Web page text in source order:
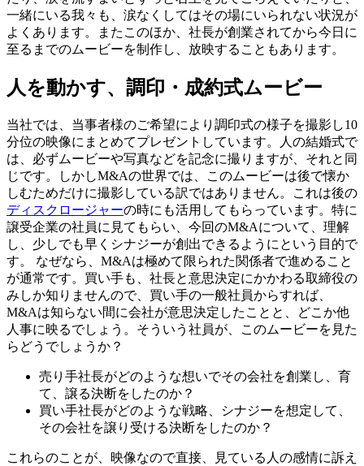
一緒にいる我々も、涙なくしてはその場にいられない状況が
よくあります。またこのほか、社長が創業されてから今日に
至るまでのムービーを制作し、放映することもあります。
人を動かす、調印・成約式ムービー
当社では、当事者様のご希望により調印式の様子を撮影し10
分位の映像にまとめてプレゼントしています。人の結婚式で
は、必ずムービーや写真などを記念に撮りますが、それと同
じです。しかしM&Aの世界では、このムービーは後で懐か
しむためだけに撮影している訳ではありません。これは後の
ディスクロージャーの時にも活用してもらっています。特に
譲受企業の社員に見てもらい、今回のM&Aについて、理解
し、少しでも早くシナジーが創出できるようにという目的で
す。 なぜなら、M&Aは極めて限られた関係者で進めること
が通常です。買い手も、社長と意思決定にかかわる取締役の
みしか知りませんので、買い手の一般社員からすれば、
M&Aは知らない間に会社が意思決定したことと、どこか他
人事に映るでしょう。そういう社員が、このムービーを見た
らどうでしょうか？
売り手社長がどのような想いでその会社を創業し、育
て、譲る決断をしたのか？
買い手社長がどのような戦略、シナジーを想定して、
その会社を譲り受ける決断をしたのか？
これらのことが、映像なので直接、見ている人の感情に訴え